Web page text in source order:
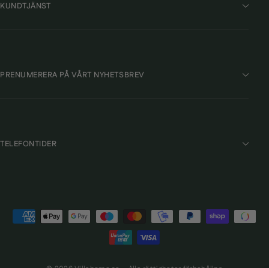
KUNDTJÄNST
PRENUMERERA PÅ VÅRT NYHETSBREV
TELEFONTIDER